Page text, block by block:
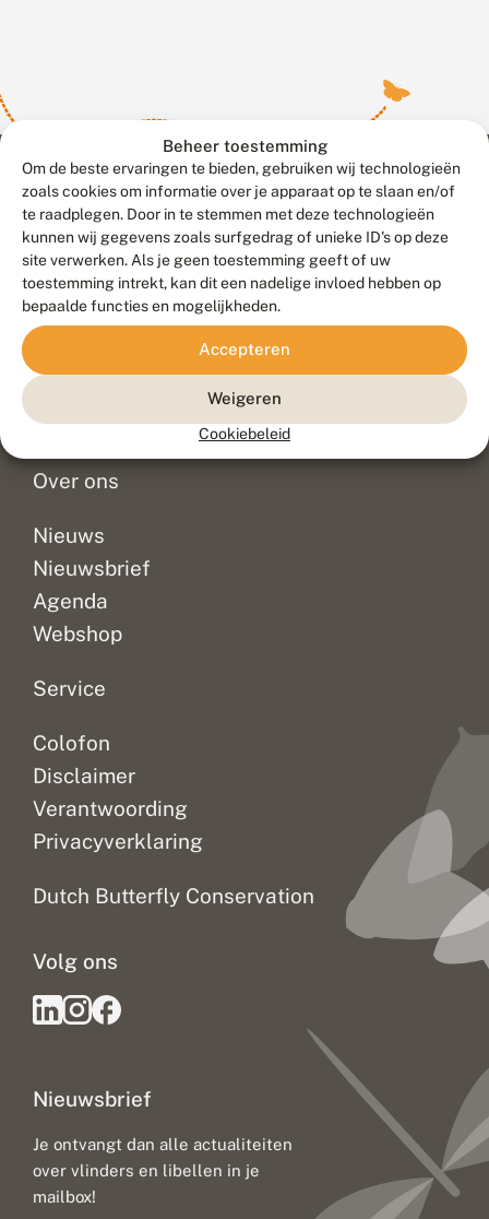
Beheer toestemming
Om de beste ervaringen te bieden, gebruiken wij technologieën
zoals cookies om informatie over je apparaat op te slaan en/of
te raadplegen. Door in te stemmen met deze technologieën
kunnen wij gegevens zoals surfgedrag of unieke ID's op deze
site verwerken. Als je geen toestemming geeft of uw
toestemming intrekt, kan dit een nadelige invloed hebben op
bepaalde functies en mogelijkheden.
Accepteren
Weigeren
Cookiebeleid
Contact
Veelgestelde vragen
Doneer
Over ons
Nieuws
Nieuwsbrief
Agenda
Webshop
Service
Colofon
Disclaimer
Verantwoording
Privacyverklaring
Dutch Butterfly Conservation
Nieuwsbrief
Je ontvangt dan alle actualiteiten
over vlinders en libellen in je
mailbox!
Volg ons
Meld waarnemingen© 2026 Vlinderstichting
Duurzaam ontwikkeld door
Go2People
, ontworpen door
Blue Field Agency
Privacy
Disclaimer
Sitemap